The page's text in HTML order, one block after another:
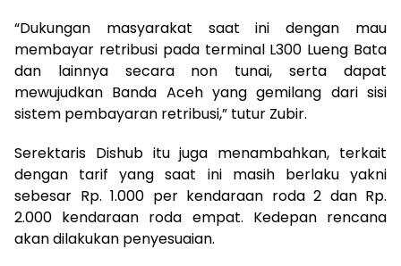
“Dukungan masyarakat saat ini dengan mau
membayar retribusi pada terminal L300 Lueng Bata
dan lainnya secara non tunai, serta dapat
mewujudkan Banda Aceh yang gemilang dari sisi
sistem pembayaran retribusi,” tutur Zubir.
Serektaris Dishub itu juga menambahkan, terkait
dengan tarif yang saat ini masih berlaku yakni
sebesar Rp. 1.000 per kendaraan roda 2 dan Rp.
2.000 kendaraan roda empat. Kedepan rencana
akan dilakukan penyesuaian.